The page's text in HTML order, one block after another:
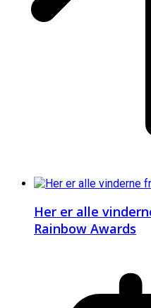
Her er alle
Rainbow Awards